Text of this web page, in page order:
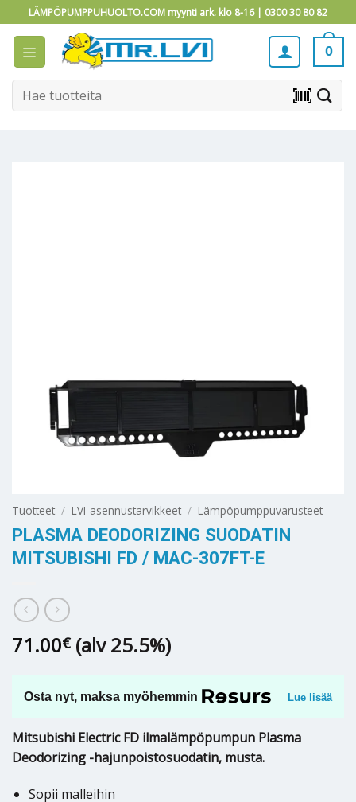
to
content
LÄMPÖPUMPPUHUOLTO.COM myynti ark. klo 8-16 | 0300 30 80 82
0
Etsi: barcode_scanner
Tuotteet / LVI-asennustarvikkeet / Lämpöpumppuvarusteet
PLASMA DEODORIZING SUODATIN
MITSUBISHI FD / MAC-307FT-E
71.00€ (alv 25.5%)
Osta nyt, maksa myöhemmin Lue lisää
Mitsubishi Electric FD ilmalämpöpumpun Plasma
Deodorizing -hajunpoistosuodatin, musta.
Sopii malleihin